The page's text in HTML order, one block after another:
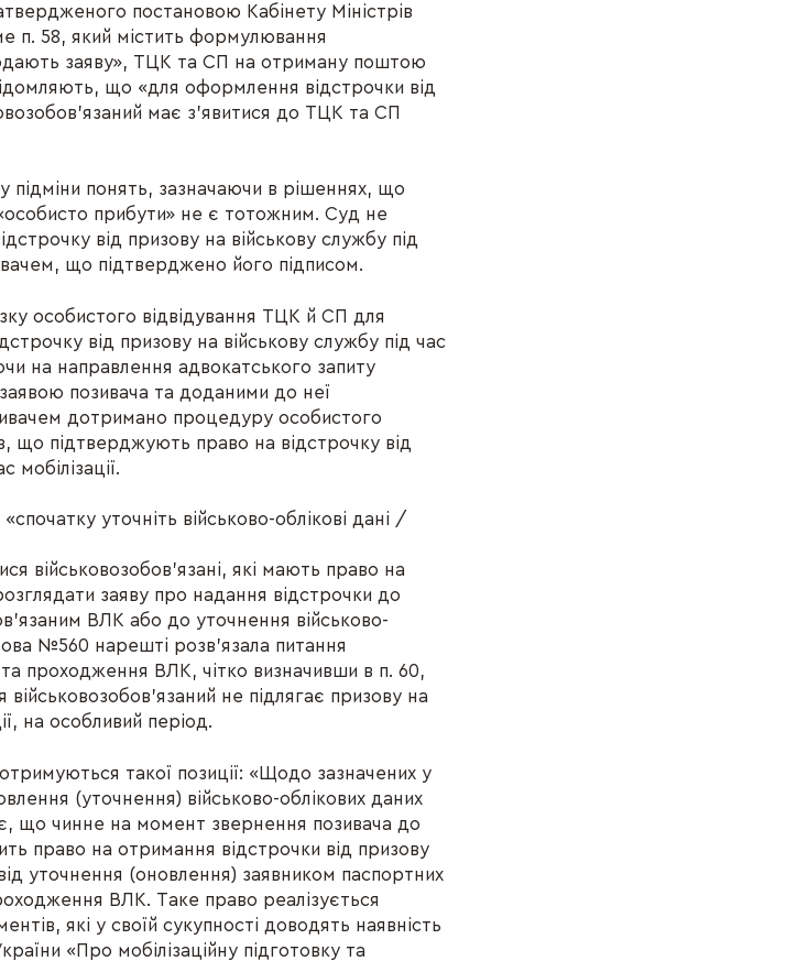
постановою Кабінету Міністрів
п. 58, який містить формулювання
заяву», ТЦК та СП на отриману поштою
що «для оформлення відстрочки від
має з'явитися до ТЦК та СП
підміни понять, зазначаючи в рішеннях, що
прибути» не є тотожним. Суд не
від призову на військову службу під
що підтверджено його підписом.
особистого відвідування ТЦК й СП для
від призову на військову службу під час
на направлення адвокатського запиту
позивача та доданими до неї
дотримано процедуру особистого
що підтверджують право на відстрочку від
мобілізації.
уточніть військово-облікові дані /
військовозобов’язані, які мають право на
заяву про надання відстрочки до
ВЛК або до уточнення військово-
№560 нарешті розв’язала питання
проходження ВЛК, чітко визначивши в п. 60,
не підлягає призову на
на особливий період.
такої позиції: «Щодо зазначених у
(уточнення) військово-облікових даних
що чинне на момент звернення позивача до
право на отримання відстрочки від призову
уточнення (оновлення) заявником паспортних
ВЛК. Таке право реалізується
які у своїй сукупності доводять наявність
«Про мобілізаційну підготовку та